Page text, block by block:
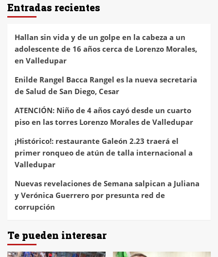
Entradas recientes
Hallan sin vida y de un golpe en la cabeza a un
adolescente de 16 años cerca de Lorenzo Morales,
en Valledupar
Enilde Rangel Bacca Rangel es la nueva secretaria
de Salud de San Diego, Cesar
ATENCIÓN: Niño de 4 años cayó desde un cuarto
piso en las torres Lorenzo Morales de Valledupar
¡Histórico!: restaurante Galeón 2.23 traerá el
primer ronqueo de atún de talla internacional a
Valledupar
Nuevas revelaciones de Semana salpican a Juliana
y Verónica Guerrero por presunta red de
corrupción
Te pueden interesar